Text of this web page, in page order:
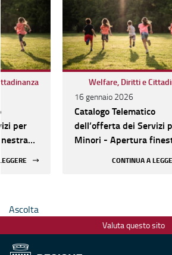
per
Welfare, Diritti e
16 gennaio 2026
Catalogo Telematico
dell’offerta dei Servizi
Minori - Apertura
CONTINUA A
Ascolta
Valuta questo sito